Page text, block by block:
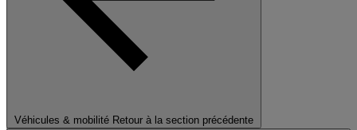
Véhicules & mobilité Retour à la section précédente